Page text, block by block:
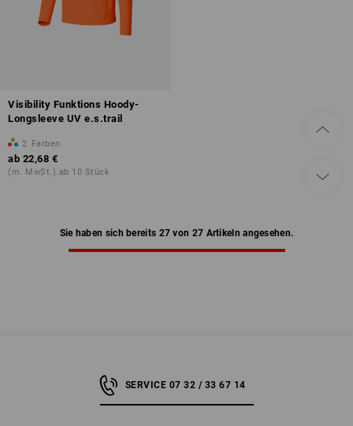
Visibility Funktions Hoody-
Longsleeve UV e.s.trail
2 Farben
ab 22,68 €
(m. MwSt.) ab 10 Stück
Sie haben sich bereits 27 von 27 Artikeln angesehen.
SERVICE 07 32 / 33 67 14